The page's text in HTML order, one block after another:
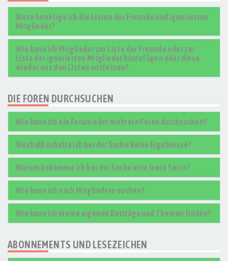
Wozu benötige ich die Listen der Freunde und ignorierten
Mitglieder?
Wie kann ich Mitglieder zur Liste der Freunde oder zur
Liste der ignorierten Mitglieder hinzufügen oder diese
wieder aus den Listen entfernen?
DIE FOREN DURCHSUCHEN
Wie kann ich ein Forum oder mehrere Foren durchsuchen?
Weshalb erhalte ich bei der Suche keine Ergebnisse?
Warum bekomme ich bei der Suche eine leere Seite?
Wie kann ich nach Mitgliedern suchen?
Wie kann ich meine eigenen Beiträge und Themen finden?
ABONNEMENTS UND LESEZEICHEN